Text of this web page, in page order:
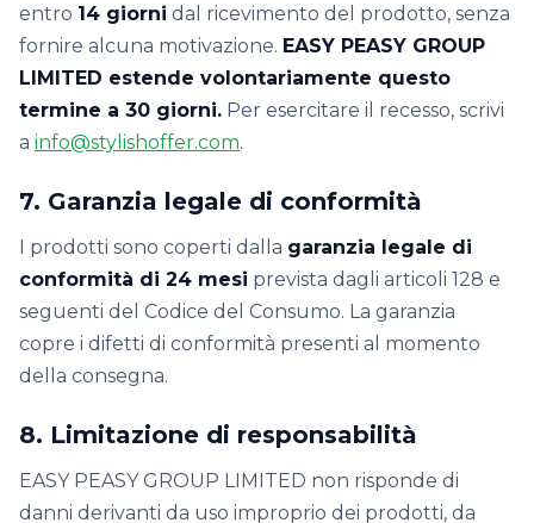
entro 14 giorni dal ricevimento del prodotto, senza
fornire alcuna motivazione. EASY PEASY GROUP
LIMITED estende volontariamente questo
termine a 30 giorni. Per esercitare il recesso, scrivi
a info@stylishoffer.com.
7. Garanzia legale di conformità
I prodotti sono coperti dalla garanzia legale di
conformità di 24 mesi prevista dagli articoli 128 e
seguenti del Codice del Consumo. La garanzia
copre i difetti di conformità presenti al momento
della consegna.
8. Limitazione di responsabilità
EASY PEASY GROUP LIMITED non risponde di
danni derivanti da uso improprio dei prodotti, da